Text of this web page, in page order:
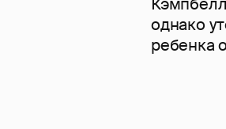
однако
ребенка